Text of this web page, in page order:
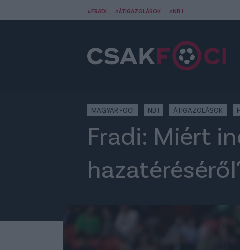
#FRADI #ÁTIGAZOLÁSOK #NB I
MAGYAR FOCI NB I ÁTIGAZOLÁSOK
Fradi: Miért